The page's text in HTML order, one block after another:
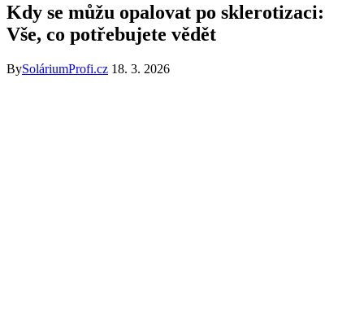
Kdy se můžu opalovat po sklerotizaci:
Vše, co potřebujete vědět
BySoláriumProfi.cz 18. 3. 2026